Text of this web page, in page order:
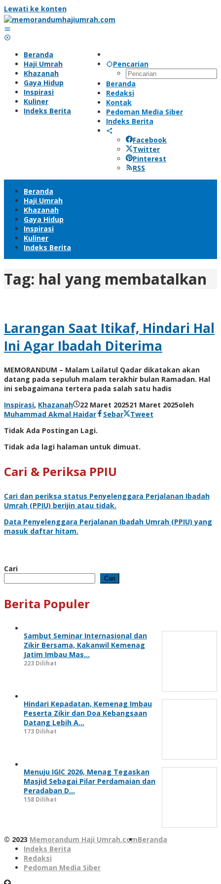
Lewati ke konten
Pencarian
Beranda
Redaksi
Kontak
Pedoman Media Siber
Indeks Berita
Facebook
Twitter
Pinterest
RSS
Beranda
Haji Umrah
Khazanah
Gaya Hidup
Inspirasi
Kuliner
Indeks Berita
Beranda
Haji Umrah
Khazanah
Gaya Hidup
Inspirasi
Kuliner
Indeks Berita
Tag: hal yang membatalkan
Larangan Saat Itikaf, Hindari Hal
Ini Agar Ibadah Diterima
MEMORANDUM – Malam Lailatul Qadar dikatakan akan
datang pada sepuluh malam terakhir bulan Ramadan. Hal
ini sebagaimana tertera pada salah satu hadis
Inspirasi, Khazanah 22 Maret 202521 Maret 2025oleh
Muhammad Akmal Haidar
Sebar
Tweet
Tidak Ada Postingan Lagi.
Tidak ada lagi halaman untuk dimuat.
Cari & Periksa PPIU
Cari dan periksa status Penyelenggara Perjalanan Ibadah
Umrah (PPIU) berijin atau tidak.
Data Penyelenggara Perjalanan Ibadah Umrah (PPIU) yang
masuk daftar hitam.
Cari
Cari
Berita Populer
Sambut Seminar Internasional dan
Zikir Bersama, Kakanwil Kemenag
Jatim Imbau Mas…
223 Dilihat
Hindari Kepadatan, Kemenag Imbau
Peserta Zikir dan Doa Kebangsaan
Datang Lebih A…
173 Dilihat
Menuju IGIC 2026, Menag Tegaskan
Masjid Sebagai Pilar Perdamaian dan
Peradaban D…
158 Dilihat
© 2023 Memorandum Haji Umrah.comBeranda
Indeks Berita
Redaksi
Pedoman Media Siber